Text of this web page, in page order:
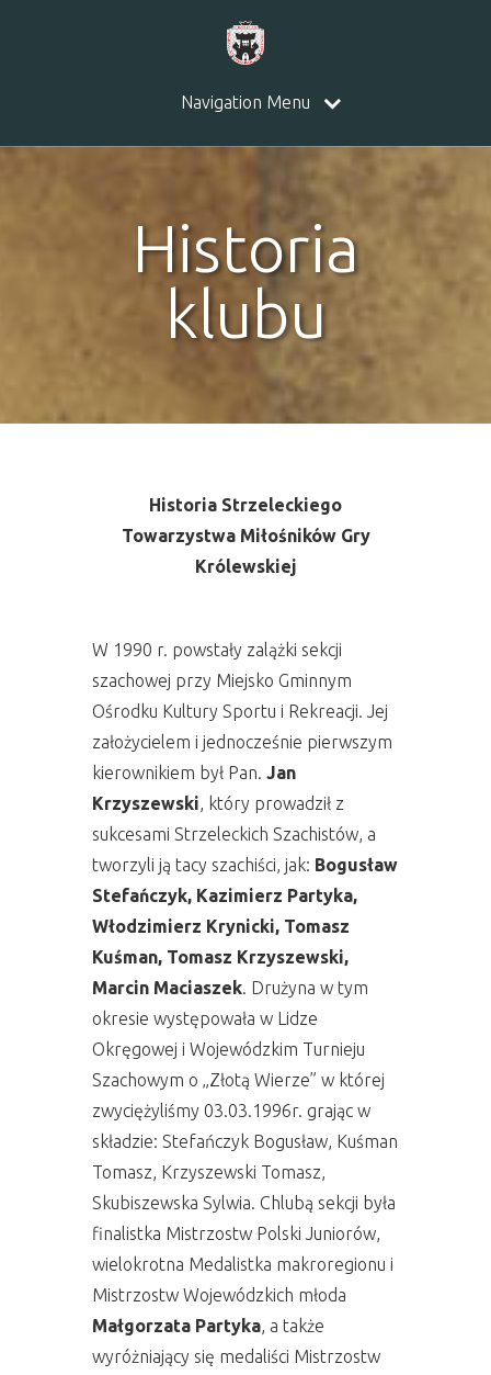
Navigation Menu
Historia
klubu
Historia Strzeleckiego
Towarzystwa Miłośników Gry
Królewskiej
W 1990 r. powstały zalążki sekcji
szachowej przy Miejsko Gminnym
Ośrodku Kultury Sportu i Rekreacji. Jej
założycielem i jednocześnie pierwszym
kierownikiem był Pan. Jan
Krzyszewski, który prowadził z
sukcesami Strzeleckich Szachistów, a
tworzyli ją tacy szachiści, jak: Bogusław
Stefańczyk, Kazimierz Partyka,
Włodzimierz Krynicki, Tomasz
Kuśman, Tomasz Krzyszewski,
Marcin Maciaszek. Drużyna w tym
okresie występowała w Lidze
Okręgowej i Wojewódzkim Turnieju
Szachowym o „Złotą Wierze” w której
zwyciężyliśmy 03.03.1996r. grając w
składzie: Stefańczyk Bogusław, Kuśman
Tomasz, Krzyszewski Tomasz,
Skubiszewska Sylwia. Chlubą sekcji była
finalistka Mistrzostw Polski Juniorów,
wielokrotna Medalistka makroregionu i
Mistrzostw Wojewódzkich młoda
Małgorzata Partyka, a także
wyróżniający się medaliści Mistrzostw